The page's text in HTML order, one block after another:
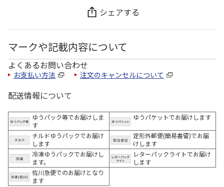
シェアする
マークや記載内容について
よくあるお問い合わせ
お支払い方法 注文のキャンセルについて
配送情報について
ゆうパック等でお届けしま
す
ゆうパケットでお届けします
チルドゆうパックでお届け
します
定形外郵便(簡易書留)でお届
けします
冷凍ゆうパックでお届けし
ます。
レターパックライトでお届け
します
佐川急便でのお届けとなり
ます